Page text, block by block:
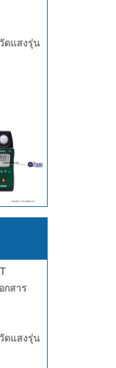
ดแสงรุ่น
กสาร
ดแสงรุ่น